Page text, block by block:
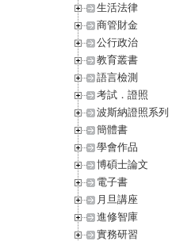
生活法律
商管財金
公行政治
教育叢書
語言檢測
考試．證照
波斯納證照系列
簡體書
學會作品
博碩士論文
電子書
月旦講座
進修智庫
實務研習